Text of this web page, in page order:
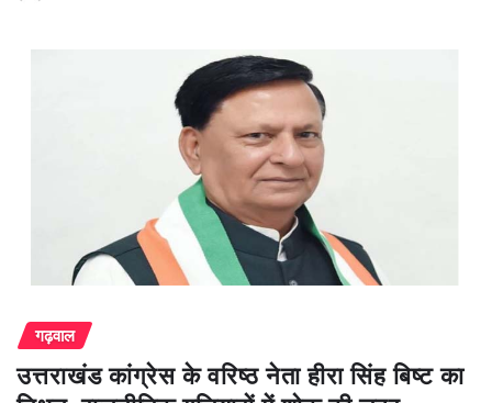
गढ़वाल
उत्तराखंड कांग्रेस के वरिष्ठ नेता हीरा सिंह बिष्ट का